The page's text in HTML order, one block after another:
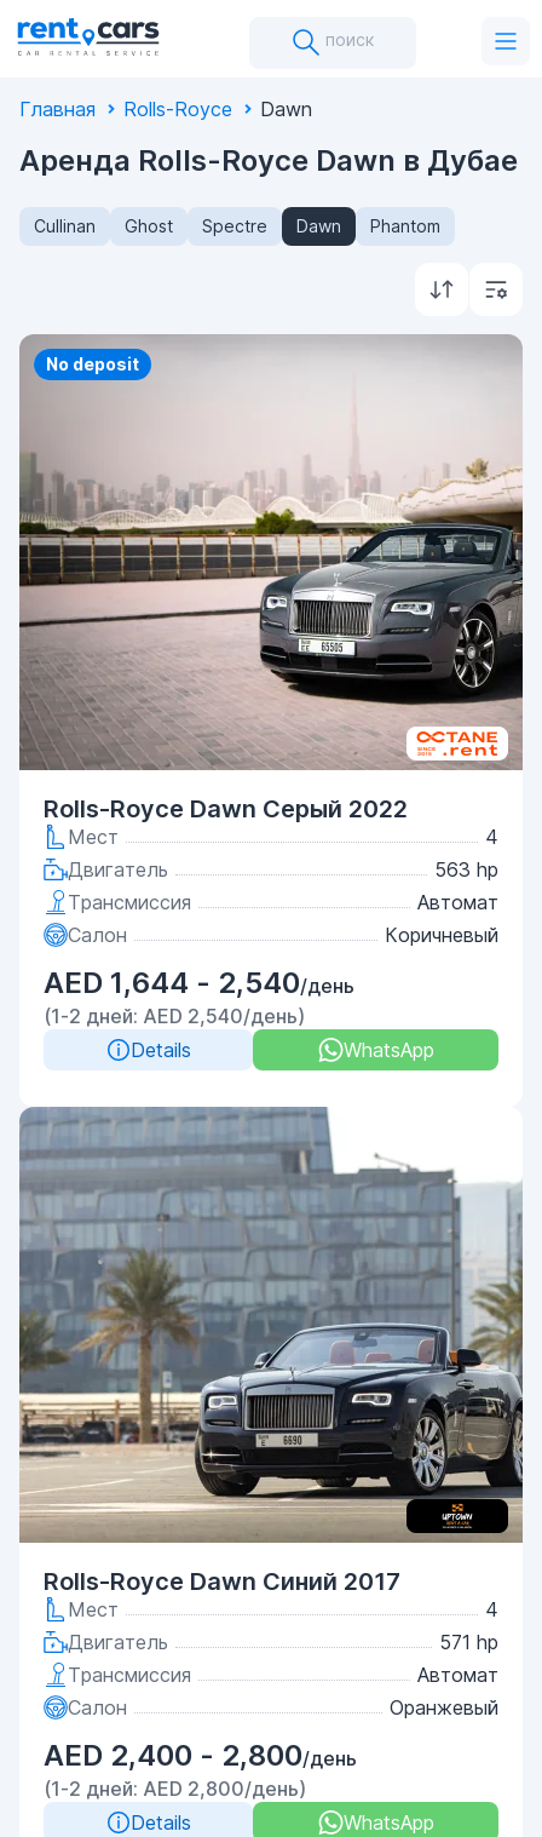
поиск
Главная Rolls-Royce Dawn
Аренда Rolls-Royce Dawn в Дубае
Cullinan Ghost Spectre Dawn Phantom
Priority
No deposit
Rolls-Royce Dawn Серый 2022
Мест
4
Двигатель
563 hp
Трансмиссия
Автомат
Салон
Коричневый
AED 1,644 - 2,540/день
(1-2 дней: AED 2,540/день)
Details
WhatsApp
Rolls-Royce Dawn Синий 2017
Мест
4
Двигатель
571 hp
Трансмиссия
Автомат
Салон
Оранжевый
AED 2,400 - 2,800/день
(1-2 дней: AED 2,800/день)
Details
WhatsApp